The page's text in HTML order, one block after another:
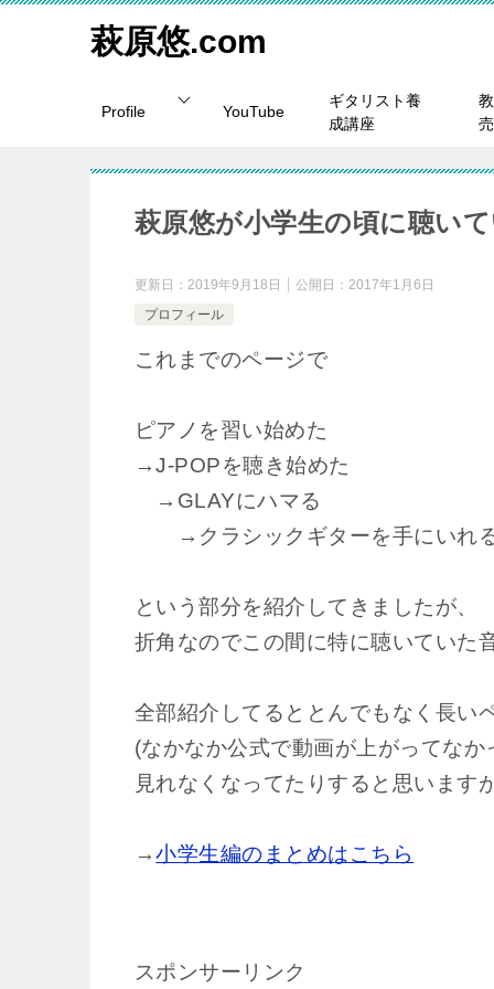
萩原悠.com
Profile YouTube
ギタリスト養
成講座
萩原悠が小学生の頃に聴い
更新日： 2019年9月18日 公開日： 2017年1月6日
プロフィール
これまでのページで
ピアノを習い始めた
→J-POPを聴き始めた
→GLAYにハマる
→クラシックギターを手にいれ
という部分を紹介してきましたが、
折角なのでこの間に特に聴いていた
全部紹介してるととんでもなく長い
(なかなか公式で動画が上がってな
見れなくなってたりすると思います
→小学生編のまとめはこちら
スポンサーリンク